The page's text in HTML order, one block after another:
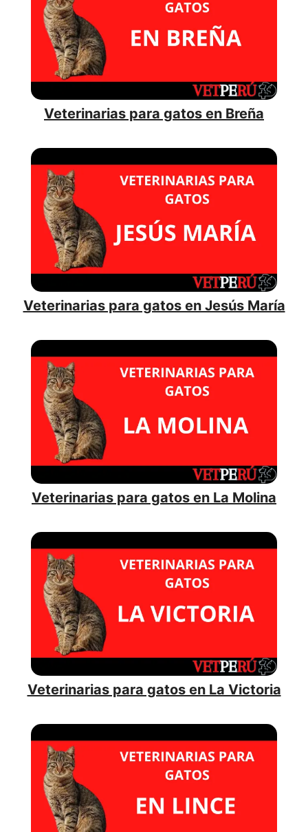
Veterinarias para gatos en Breña
Veterinarias para gatos en Jesús María
Veterinarias para gatos en La Molina
Veterinarias para gatos en La Victoria